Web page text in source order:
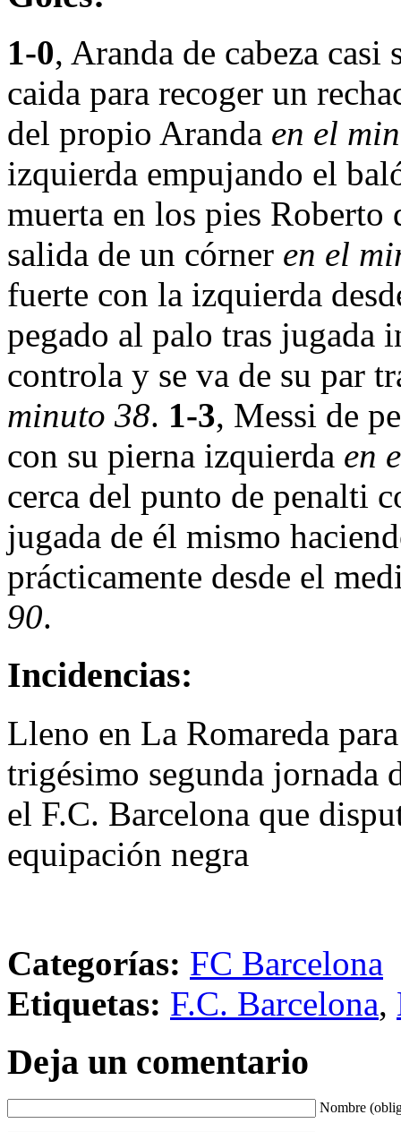
1-0, Aranda de cabeza
caida para recoger un
del propio Aranda en el
izquierda empujando el
muerta en los pies
salida de un córner en el
fuerte con la izquierda
pegado al palo tras jugada
controla y se va de su par
minuto 38. 1-3, Messi de
con su pierna izquierda en
cerca del punto de penalti
jugada de él mismo
prácticamente desde el
90.
Incidencias:
Lleno en La Romareda
trigésimo segunda jornada
el F.C. Barcelona que
equipación negra
Categorías: FC Barcelona
Etiquetas: F.C. Barcelona,
Deja un comentario
Nombre